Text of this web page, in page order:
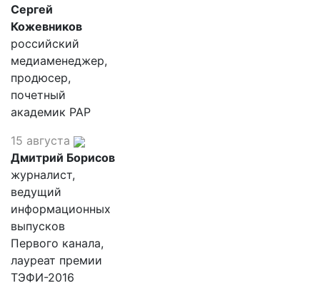
Сергей
Кожевников
российский
медиаменеджер,
продюсер,
почетный
академик РАР
15 августа
Дмитрий Борисов
журналист,
ведущий
информационных
выпусков
Первого канала,
лауреат премии
ТЭФИ-2016